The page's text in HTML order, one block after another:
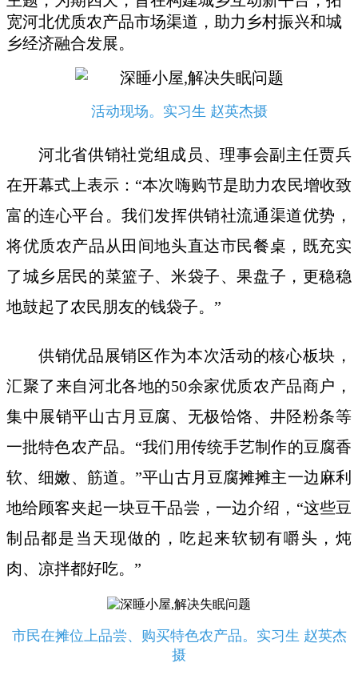
宽河北优质农产品市场渠道，助力乡村振兴和城
乡经济融合发展。
活动现场。实习生 赵英杰摄
河北省供销社党组成员、理事会副主任贾兵
在开幕式上表示：“本次嗨购节是助力农民增收致
富的连心平台。我们发挥供销社流通渠道优势，
将优质农产品从田间地头直达市民餐桌，既充实
了城乡居民的菜篮子、米袋子、果盘子，更稳稳
地鼓起了农民朋友的钱袋子。”
供销优品展销区作为本次活动的核心板块，
汇聚了来自河北各地的50余家优质农产品商户，
集中展销平山古月豆腐、无极饸饹、井陉粉条等
一批特色农产品。“我们用传统手艺制作的豆腐香
软、细嫩、筋道。”平山古月豆腐摊摊主一边麻利
地给顾客夹起一块豆干品尝，一边介绍，“这些豆
制品都是当天现做的，吃起来软韧有嚼头，炖
肉、凉拌都好吃。”
市民在摊位上品尝、购买特色农产品。实习生 赵英杰
摄